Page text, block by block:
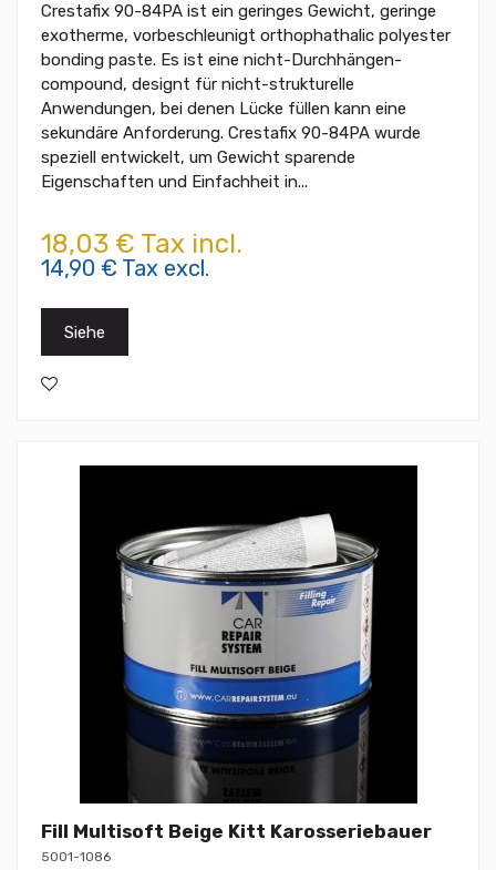
Crestafix 90-84PA ist ein geringes Gewicht, geringe
exotherme, vorbeschleunigt orthophathalic polyester
bonding paste. Es ist eine nicht-Durchhängen-
compound, designt für nicht-strukturelle
Anwendungen, bei denen Lücke füllen kann eine
sekundäre Anforderung. Crestafix 90-84PA wurde
speziell entwickelt, um Gewicht sparende
Eigenschaften und Einfachheit in...
18,03 € Tax incl.
14,90 € Tax excl.
Siehe
Fill Multisoft Beige Kitt Karosseriebauer
5001-1086